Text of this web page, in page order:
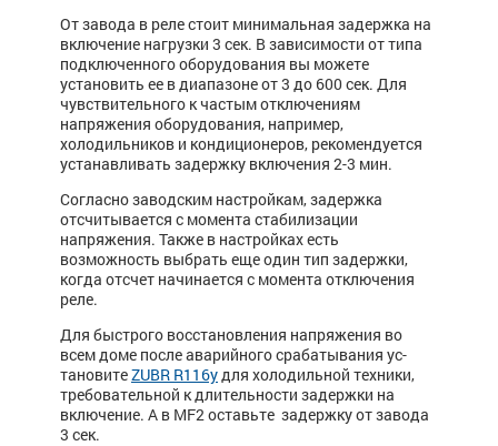
От завода в реле стоит минимальная задержка на
включение нагрузки 3 сек. В зависимости от типа
подключенного оборудования вы можете
установить ее в диапазоне от 3 до 600 сек. Для
чувствительного к частым отключениям
напряжения оборудования, например,
холодильников и кондиционеров, рекомендуется
устанавливать задержку включения 2-3 мин.
Согласно заводским настройкам, задержка
отсчитывается с момента стабилизации
напряжения. Также в настройках есть
возможность выбрать еще один тип задержки,
когда отсчет начинается с момента отключения
реле.
Для быстрого восстановления напряжения во
всем до­ме пос­ле ава­рийного срабаты­ва­ния ус­­
тановитеZUBR R116yдля холо­дильной тех­ни­ки,
тре­бо­­вательной к длительности за­держки на
включение. А в MF2 оставьте задержку от завода
3 сек.